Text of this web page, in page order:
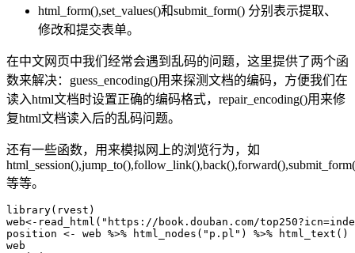
html_form(),set_values()和submit_form() 分别表示提取、
修改和提交表单。
在中文网页中我们经常会遇到乱码的问题，这里提供了两个函
数来解决：guess_encoding()用来探测文档的编码，方便我们在
读入html文档时设置正确的编码格式，repair_encoding()用来修
复html文档读入后的乱码问题。
还有一些函数，用来模拟网上的浏览行为，如
等等。
library(rvest)
web<-read_html("https://book.douban.com/
position <- web %>% html_nodes("p.pl") %>% html_text()
web